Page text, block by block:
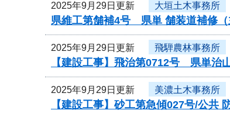
2025年9月29日更新 大垣土木事務所
県維工第舗補4号 県単 舗装道補修（
2025年9月29日更新 飛騨農林事務所
【建設工事】飛治第0712号 県単治
2025年9月29日更新 美濃土木事務所
【建設工事】砂工第急傾027号/公